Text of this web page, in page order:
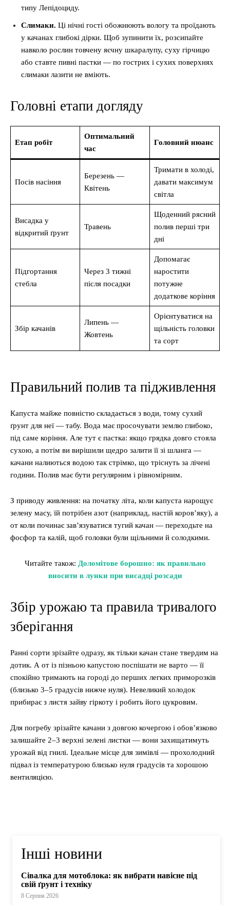
типу Лепідоциду.
Слимаки. Ці нічні гості обожнюють вологу та проїдають
у качанах глибокі дірки. Щоб зупинити їх, розсипайте
навколо рослин товчену яєчну шкаралупу, суху гірчицю
або ставте пивні пастки — по гострих і сухих поверхнях
слимаки лазити не вміють.
Головні етапи догляду
Етап робіт
Оптимальний
час
Головний нюанс
Посів насіння
Березень —
Квітень
Тримати в холоді,
давати максимум
світла
Висадка у
відкритий ґрунт
Травень
Щоденний рясний
полив перші три
дні
Підгортання
стебла
Через 3 тижні
після посадки
Допомагає
наростити
потужне
додаткове коріння
Збір качанів
Липень —
Жовтень
Орієнтуватися на
щільність головки
та сорт
Правильний полив та підживлення
Капуста майже повністю складається з води, тому сухий
ґрунт для неї — табу. Вода має просочувати землю глибоко,
під саме коріння. Але тут є пастка: якщо грядка довго стояла
сухою, а потім ви вирішили щедро залити її зі шланга —
качани налиються водою так стрімко, що тріснуть за лічені
години. Полив має бути регулярним і рівномірним.
З приводу живлення: на початку літа, коли капуста нарощує
зелену масу, їй потрібен азот (наприклад, настій коров’яку), а
от коли починає зав’язуватися тугий качан — переходьте на
фосфор та калій, щоб головки були щільними й солодкими.
Читайте також: Доломітове борошно: як правильно
вносити в лунки при висадці розсади
Збір урожаю та правила тривалого
зберігання
Ранні сорти зрізайте одразу, як тільки качан стане твердим на
дотик. А от із пізньою капустою поспішати не варто — її
спокійно тримають на городі до перших легких приморозків
(близько 3–5 градусів нижче нуля). Невеликий холодок
прибирає з листя зайву гіркоту і робить його цукровим.
Для погребу зрізайте качани з довгою кочергою і обов’язково
залишайте 2–3 верхні зелені листки — вони захищатимуть
урожай від гнилі. Ідеальне місце для зимівлі — прохолодний
підвал із температурою близько нуля градусів та хорошою
вентиляцією.
Інші новини
Сівалка для мотоблока: як вибрати навісне під
свій ґрунт і техніку
8 Серпня 2026